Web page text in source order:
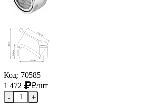
Код: 70585
1 472
₽/шт
- +